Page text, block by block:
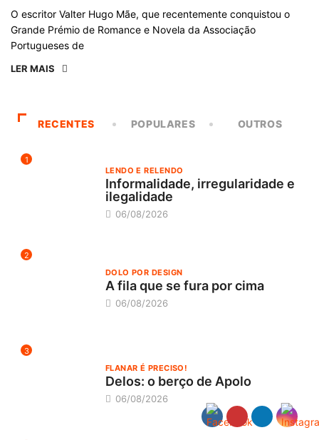
O escritor Valter Hugo Mãe, que recentemente conquistou o
Grande Prémio de Romance e Novela da Associação
Portugueses de
LER MAIS
RECENTES POPULARES OUTROS
1
LENDO E RELENDO
Informalidade, irregularidade e
ilegalidade
06/08/2026
2
DOLO POR DESIGN
A fila que se fura por cima
06/08/2026
3
FLANAR É PRECISO!
Delos: o berço de Apolo
06/08/2026